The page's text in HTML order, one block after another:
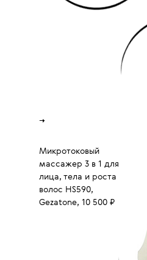
→
Микротоковый
массажер 3 в 1 для
лица, тела и роста
волос HS590,
Gezatone, 10 500 ₽